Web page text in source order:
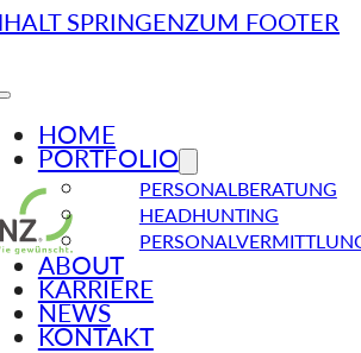
SPRINGENZUM FOOTER
HOME
PORTFOLIO
PERSONALBERATUNG
HEADHUNTING
ABOUT
KARRIERE
NEWS
KONTAKT